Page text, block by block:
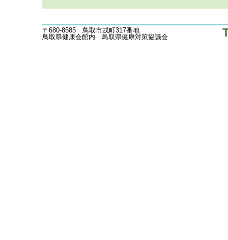
〒680-8585 鳥取市戎町317番地
鳥取県健康会館内 鳥取県健康対策協議会